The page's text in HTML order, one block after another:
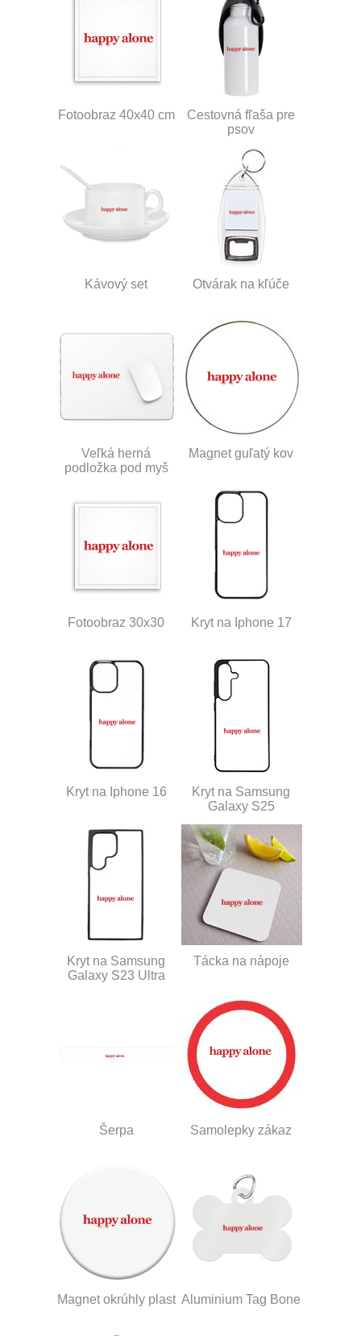
Fotoobraz 40x40 cm
Cestovná fľaša pre
psov
Kávový set Otvárak na kľúče
Veľká herná
podložka pod myš
Magnet guľatý kov
Fotoobraz 30x30 Kryt na Iphone 17
Kryt na Iphone 16
Kryt na Samsung
Galaxy S25
Kryt na Samsung
Galaxy S23 Ultra
Tácka na nápoje
Šerpa Samolepky zákaz
Magnet okrúhly plast Aluminium Tag Bone